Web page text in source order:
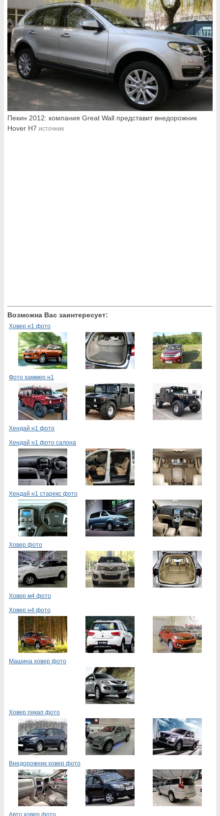
Пекин 2012: компания Great Wall представит внедорожник
Hover H7 источник
Возможна Вас заинтересует:
Ховер н1 фото
Фото хаммер н1
Хендай н1 фото
Хендай н1 фото салона
Хендай н1 старекс фото
Ховер фото
Ховер м4 фото
Ховер н4 фото
Машина ховер фото
Ховер пикап фото
Внедорожник ховер фото
Авто ховер фото